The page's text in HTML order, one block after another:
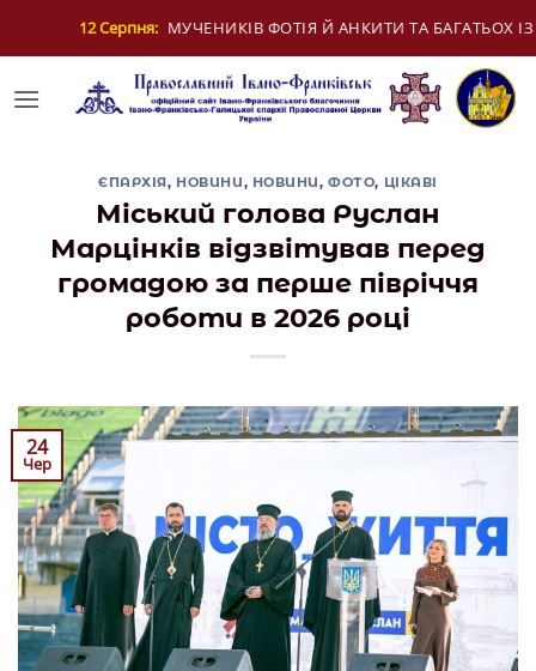
13 Серпня: МУЧЕНИКІВ ІПОЛИТА,
ЄПАРХІЯ, НОВИНИ, НОВИНИ,ФОТО, ЦІКАВІ
Міський голова Руслан
Марцінків відзвітував перед
громадою за перше півріччя
роботи в 2026 році
24
Чер